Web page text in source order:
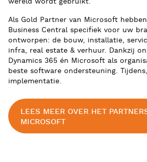
Als Gold Partner van Microsoft
Business Central specifiek voor uw
ontworpen: de bouw, installatie,
infra, real estate & verhuur. Dankzij
Dynamics 365 én Microsoft als
beste software ondersteuning.
implementatie.
LEES MEER OVER HET
MICROSOFT